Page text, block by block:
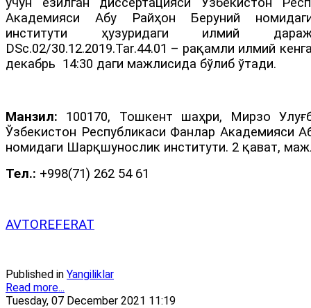
Академияси Абу Райҳон Беруний
институти ҳузуридаги илмий
DSc.02/30.12.2019.Tar.44.01 – рақамли илмий
декабрь 14:30 даги мажлисида бўлиб ўтади.
Манзил: 100170, Тошкент шаҳри, Мирзо
Ўзбекистон Республикаси Фанлар Академияси
номидаги Шарқшунослик институти. 2 қават,
Тел.: +998(71) 262 54 61
AVTOREFERAT
Published in Yangiliklar
Read more...
Tuesday, 07 December 2021 11:19